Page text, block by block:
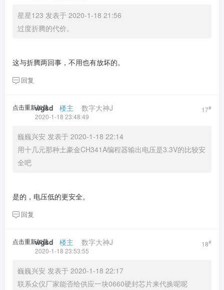
星星123 发表于 2020-1-18 21:56
过度折腾的代价。
这与折腾两回事，不用也有放坏的。
回复
点击重新加载 17#
wgsd 楼主 数字大神J
2020-1-18 23:48:49
巍巍兴安 发表于 2020-1-18 22:14
用十几元那种土豪金CH341A编程器输出电压是3.3V的比较安
全吧
是的，电压低的更安全。
回复
点击重新加载 18#
wgsd 楼主 数字大神J
2020-1-18 23:53:55
巍巍兴安 发表于 2020-1-18 22:17
联系众仪厂家能否给供应一块0660硬封芯片来代换呢呢